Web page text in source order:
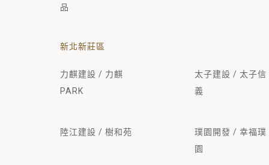
品
新北新莊區
力麒建設 / 力麒
PARK
太子建設 / 太子信
義
陸江建設 / 樹和苑
璞園開發 / 幸福璞
園